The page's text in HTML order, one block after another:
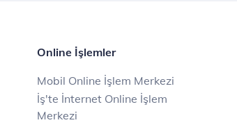
Online İşlemler
Mobil Online İşlem Merkezi
İş'te İnternet Online İşlem
Merkezi